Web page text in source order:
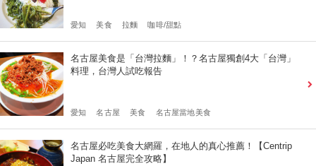
愛知 美食 拉麵 咖啡/甜點
名古屋美食是「台灣拉麵」！？名古屋獨創4大「台灣」
料理，台灣人試吃報告
愛知 名古屋 美食 名古屋當地美食
名古屋必吃美食大網羅，在地人的真心推薦！【Centrip
Japan 名古屋完全攻略】